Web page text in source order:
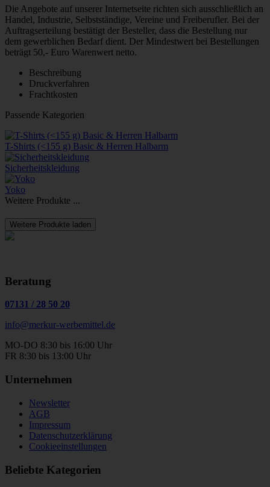
Die Angebote auf unserer Internetseite richten sich ausschließlich an
Handel, Industrie, Selbstständige, Vereine und Freiberufler. Bei der
Auftragserteilung bestätigt der Besteller, dass die Bestellung nur
dem gewerblichen Bedarf dient. Der Mindestwert bei Bestellungen
beträgt 50,- Euro Warenwert netto.
Beschreibung
Druckverfahren
Frachtkosten
Passende Kategorien
T-Shirts (<155 g) Basic & Herren Halbarm
Sicherheitskleidung
Yoko
Weitere Produkte ...
Weitere Produkte laden
Beratung
07131 / 28 50 20
info@merkur-werbemittel.de
MO-DO 8:30 bis 16:00 Uhr
FR 8:30 bis 13:00 Uhr
Unternehmen
Newsletter
AGB
Impressum
Datenschutzerklärung
Cookieeinstellungen
Beliebte Kategorien